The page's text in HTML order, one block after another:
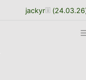
jackyr (24.03.26